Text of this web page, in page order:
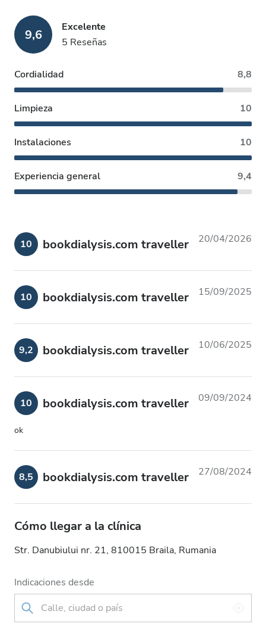
9,6
Excelente
5 Reseñas
Cordialidad 8,8
Limpieza 10
Instalaciones 10
Experiencia general 9,4
10 bookdialysis.com traveller 20/04/2026
10 bookdialysis.com traveller 15/09/2025
9,2 bookdialysis.com traveller 10/06/2025
10 bookdialysis.com traveller 09/09/2024
ok
8,5 bookdialysis.com traveller 27/08/2024
Cómo llegar a la clínica
Str. Danubiului nr. 21, 810015 Braila, Rumania
Indicaciones desde